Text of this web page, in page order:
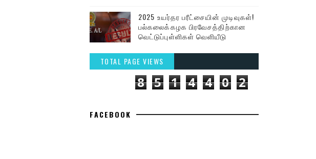
2025 உயர்தர பரீட்சையின் முடிவுகள்!
பல்கலைக்கழக பிரவேசத்திற்கான
வெட்டுப்புள்ளிகள் வெளியீடு
TOTAL PAGE VIEWS
8 5 1 4 4 0 2
FACEBOOK